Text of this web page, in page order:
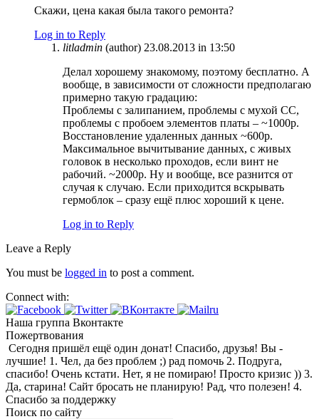
Скажи, цена какая была такого ремонта?
Log in to Reply
litladmin (author) 23.08.2013 in 13:50
Делал хорошему знакомому, поэтому бесплатно. А
вообще, в зависимости от сложности предполагаю
примерно такую градацию:
Проблемы с залипанием, проблемы с мухой CC,
проблемы с пробоем элементов платы – ~1000р.
Восстановление удаленных данных ~600р.
Максимальное вычитывание данных, с живых
головок в несколько проходов, если винт не
рабочий. ~2000р. Ну и вообще, все разнится от
случая к случаю. Если приходится вскрывать
гермоблок – сразу ещё плюс хороший к цене.
Log in to Reply
Leave a Reply
You must be logged in to post a comment.
Connect with:
Наша группа Вконтакте
Пожертвования
Сегодня пришёл ещё один донат! Спасибо, друзья! Вы -
лучшие! 1. Чел, да без проблем ;) рад помочь 2. Подруга,
спасибо! Очень кстати. Нет, я не помираю! Просто кризис )) 3.
Да, старина! Сайт бросать не планирую! Рад, что полезен! 4.
Спасибо за поддержку
Поиск по сайту